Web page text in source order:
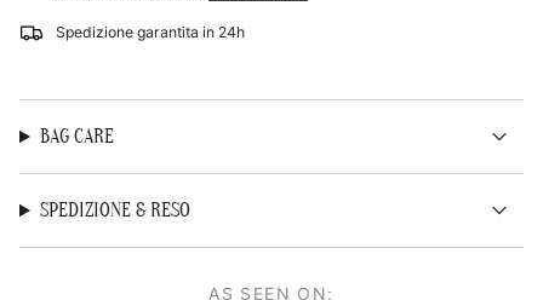
{{
quantity
{{
quantity
}}"}
Spedizione garantita in 24h
BAG CARE
SPEDIZIONE & RESO
AS SEEN ON: